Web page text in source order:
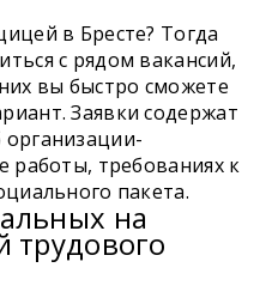
в Бресте? Тогда
с рядом вакансий,
вы быстро сможете
Заявки содержат
работы, требованиях к
пакета.
на
трудового